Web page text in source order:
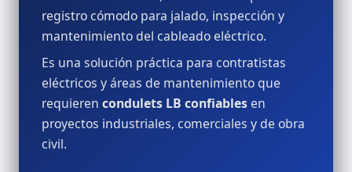
registro cómodo para jalado, inspección y
mantenimiento del cableado eléctrico.
Es una solución práctica para contratistas
eléctricos y áreas de mantenimiento que
requieren condulets LB confiablesen
proyectos industriales, comerciales y de obra
civil.